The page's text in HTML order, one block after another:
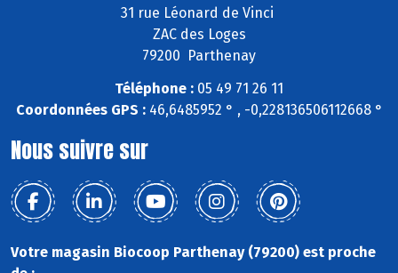
31 rue Léonard de Vinci
ZAC des Loges
79200 Parthenay
Téléphone : 05 49 71 26 11
Coordonnées GPS :46,6485952 ° , -0,228136506112668 °
Nous suivre sur
Votre magasin Biocoop Parthenay (79200) est proche